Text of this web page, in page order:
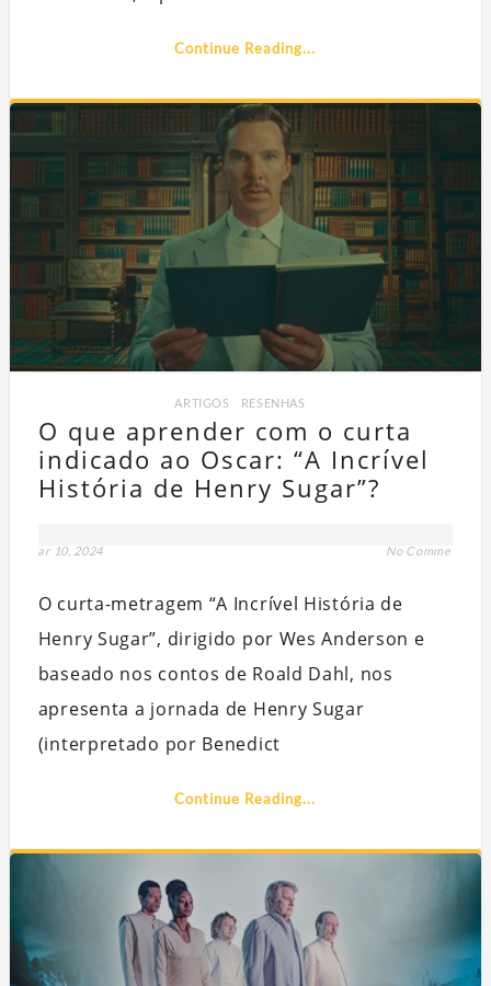
Continue Reading...
ARTIGOS RESENHAS
O que aprender com o curta
indicado ao Oscar: “A Incrível
História de Henry Sugar”?
mar 10, 2024 No Comment
O curta-metragem “A Incrível História de
Henry Sugar”, dirigido por Wes Anderson e
baseado nos contos de Roald Dahl, nos
apresenta a jornada de Henry Sugar
(interpretado por Benedict
Continue Reading...